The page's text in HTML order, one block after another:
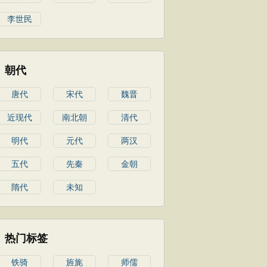
李世民
朝代
唐代 宋代 魏晋
近现代 南北朝 清代
明代 元代 两汉
五代 先秦 金朝
隋代 未知
热门标签
铁骑 旌旄 师儒